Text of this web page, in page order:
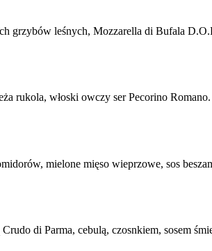
grzybów leśnych, Mozzarella di Bufala
rukola, włoski owczy ser Pecorino Romano.
mielone mięso wieprzowe, sos
di Parma, cebulą, czosnkiem, sosem